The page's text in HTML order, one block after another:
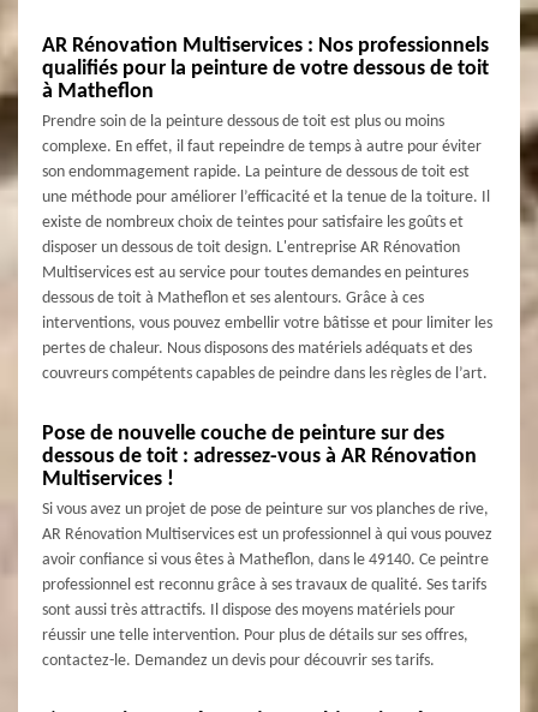
AR Rénovation Multiservices : Nos professionnels
qualifiés pour la peinture de votre dessous de toit
à Matheflon
Prendre soin de la peinture dessous de toit est plus ou moins
complexe. En effet, il faut repeindre de temps à autre pour éviter
son endommagement rapide. La peinture de dessous de toit est
une méthode pour améliorer l’efficacité et la tenue de la toiture. Il
existe de nombreux choix de teintes pour satisfaire les goûts et
disposer un dessous de toit design. L'entreprise AR Rénovation
Multiservices est au service pour toutes demandes en peintures
dessous de toit à Matheflon et ses alentours. Grâce à ces
interventions, vous pouvez embellir votre bâtisse et pour limiter les
pertes de chaleur. Nous disposons des matériels adéquats et des
couvreurs compétents capables de peindre dans les règles de l’art.
Pose de nouvelle couche de peinture sur des
dessous de toit : adressez-vous à AR Rénovation
Multiservices !
Si vous avez un projet de pose de peinture sur vos planches de rive,
AR Rénovation Multiservices est un professionnel à qui vous pouvez
avoir confiance si vous êtes à Matheflon, dans le 49140. Ce peintre
professionnel est reconnu grâce à ses travaux de qualité. Ses tarifs
sont aussi très attractifs. Il dispose des moyens matériels pour
réussir une telle intervention. Pour plus de détails sur ses offres,
contactez-le. Demandez un devis pour découvrir ses tarifs.